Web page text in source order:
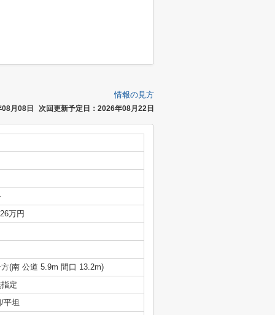
情報の見方
月08日 次回更新予定日：2026年08月22日
万円
(南 公道 5.9m 間口 13.2m)
定
平坦